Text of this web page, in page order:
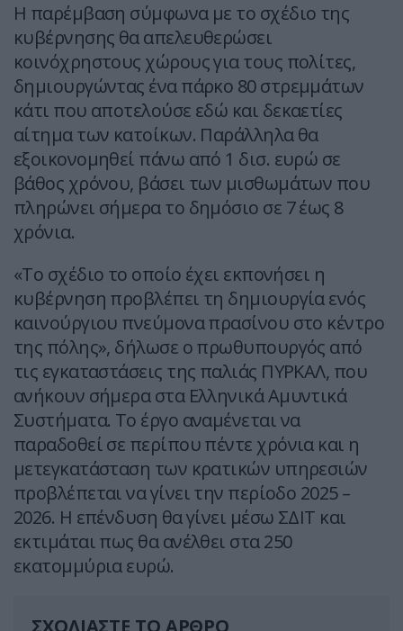
Η παρέμβαση σύμφωνα με το σχέδιο της
κυβέρνησης θα απελευθερώσει
κοινόχρηστους χώρους για τους πολίτες,
δημιουργώντας ένα πάρκο 80 στρεμμάτων
κάτι που αποτελούσε εδώ και δεκαετίες
αίτημα των κατοίκων. Παράλληλα θα
εξοικονομηθεί πάνω από 1 δισ. ευρώ σε
βάθος χρόνου, βάσει των μισθωμάτων που
πληρώνει σήμερα το δημόσιο σε 7 έως 8
χρόνια.
«Το σχέδιο το οποίο έχει εκπονήσει η
κυβέρνηση προβλέπει τη δημιουργία ενός
καινούργιου πνεύμονα πρασίνου στο κέντρο
της πόλης», δήλωσε ο πρωθυπουργός από
τις εγκαταστάσεις της παλιάς ΠΥΡΚΑΛ, που
ανήκουν σήμερα στα Ελληνικά Αμυντικά
Συστήματα. Το έργο αναμένεται να
παραδοθεί σε περίπου πέντε χρόνια και η
μετεγκατάσταση των κρατικών υπηρεσιών
προβλέπεται να γίνει την περίοδο 2025 –
2026. Η επένδυση θα γίνει μέσω ΣΔΙΤ και
εκτιμάται πως θα ανέλθει στα 250
εκατομμύρια ευρώ.